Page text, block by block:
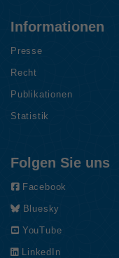
Informationen
Presse
Recht
Publikationen
Statistik
Folgen Sie uns
Facebook
Bluesky
YouTube
LinkedIn